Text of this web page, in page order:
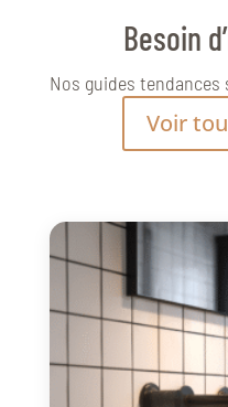
Besoin
Nos guides
Voir